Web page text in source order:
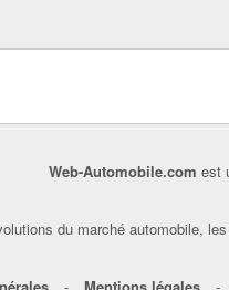
Web-Automobile.com est
du marché automobile,